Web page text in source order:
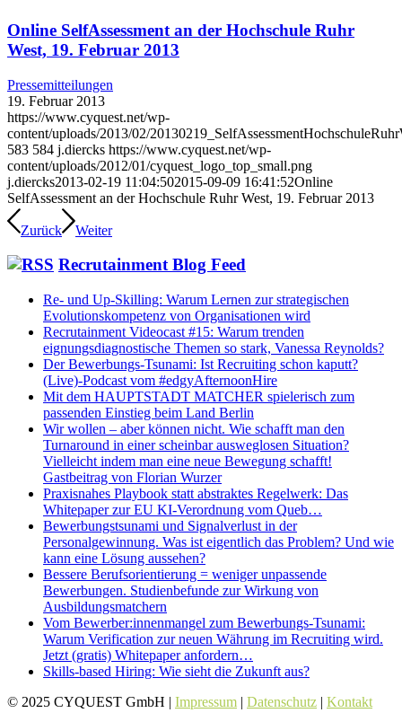
Online SelfAssessment an der Hochschule Ruhr
West, 19. Februar 2013
Pressemitteilungen
19. Februar 2013
https://www.cyquest.net/wp-
content/uploads/2013/02/
583 584 j.diercks https://www.cyquest.net/wp-
content/uploads/2012/01/cyquest_logo_top_small.png
j.diercks2013-02-19 11:04:502015-09-09 16:41:52Online
SelfAssessment an der Hochschule Ruhr West, 19. Februar 2013
Zurück Weiter
Recrutainment Blog Feed
Re- und Up-Skilling: Warum Lernen zur strategischen
Evolutionskompetenz von Organisationen wird
Recrutainment Videocast #15: Warum trenden
eignungsdiagnostische Themen so stark, Vanessa Reynolds?
Der Bewerbungs-Tsunami: Ist Recruiting schon kaputt?
(Live)-Podcast vom #edgyAfternoonHire
Mit dem HAUPTSTADT MATCHER spielerisch zum
passenden Einstieg beim Land Berlin
Wir wollen – aber können nicht. Wie schafft man den
Turnaround in einer scheinbar ausweglosen Situation?
Vielleicht indem man eine neue Bewegung schafft!
Gastbeitrag von Florian Wurzer
Praxisnahes Playbook statt abstraktes Regelwerk: Das
Whitepaper zur EU KI-Verordnung vom Queb…
Bewerbungstsunami und Signalverlust in der
Personalgewinnung. Was ist eigentlich das Problem? Und wie
kann eine Lösung aussehen?
Bessere Berufsorientierung = weniger unpassende
Bewerbungen. Studienbefunde zur Wirkung von
Ausbildungsmatchern
Vom Bewerber:innenmangel zum Bewerbungs-Tsunami:
Warum Verification zur neuen Währung im Recruiting wird.
Jetzt (gratis) Whitepaper anfordern…
Skills-based Hiring: Wie sieht die Zukunft aus?
© 2025 CYQUEST GmbH | Impressum | Datenschutz | Kontakt